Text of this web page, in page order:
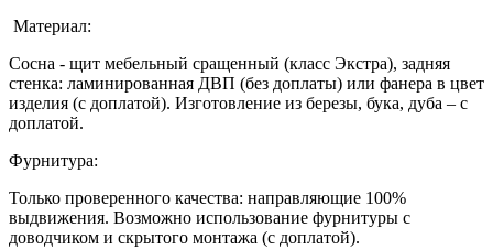
Материал:
Сосна - щит мебельный сращенный (класс Экстра), задняя
стенка: ламинированная ДВП (без доплаты) или фанера в цвет
изделия (с доплатой). Изготовление из березы, бука, дуба – с
доплатой.
Фурнитура:
Только проверенного качества: направляющие 100%
выдвижения. Возможно использование фурнитуры с
доводчиком и скрытого монтажа (с доплатой).